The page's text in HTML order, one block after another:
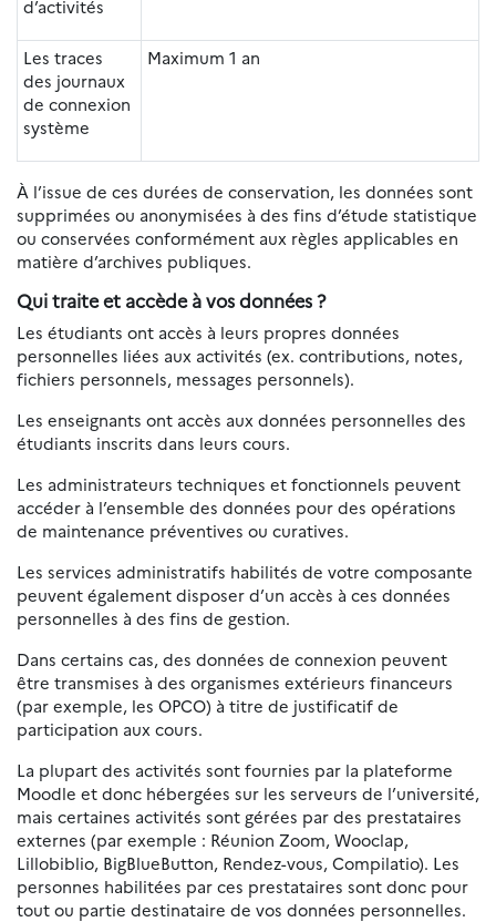
d’activités
Les traces
des journaux
de connexion
système
Maximum 1 an
À l’issue de ces durées de conservation, les données sont
supprimées ou anonymisées à des fins d’étude statistique
ou conservées conformément aux règles applicables en
matière d’archives publiques.
Qui traite et accède à vos données ?
Les étudiants ont accès à leurs propres données
personnelles liées aux activités (ex. contributions, notes,
fichiers personnels, messages personnels).
Les enseignants ont accès aux données personnelles des
étudiants inscrits dans leurs cours.
Les administrateurs techniques et fonctionnels peuvent
accéder à l’ensemble des données pour des opérations
de maintenance préventives ou curatives.
Les services administratifs habilités de votre composante
peuvent également disposer d’un accès à ces données
personnelles à des fins de gestion.
Dans certains cas, des données de connexion peuvent
être transmises à des organismes extérieurs financeurs
(par exemple, les OPCO) à titre de justificatif de
participation aux cours.
La plupart des activités sont fournies par la plateforme
Moodle et donc hébergées sur les serveurs de l’université,
mais certaines activités sont gérées par des prestataires
externes (par exemple : Réunion Zoom, Wooclap,
Lillobiblio, BigBlueButton, Rendez-vous, Compilatio). Les
personnes habilitées par ces prestataires sont donc pour
tout ou partie destinataire de vos données personnelles.